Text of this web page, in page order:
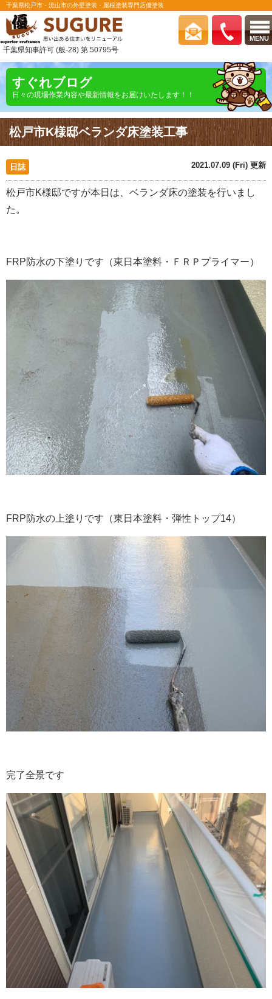
MENU
千葉県松戸市・流山市の外壁塗装・屋根塗装専門店優塗装
千葉県知事許可 (般-28) 第 50795号
すぐれブログ
日々の現場作業内容や最新情報をお届けいたします！！
松戸市K様邸ベランダ床塗装工事
日誌 2021.07.09 (Fri) 更新
松戸市K様邸ですが本日は、ベランダ床の塗装を行いまし
た。
FRP防水の下塗りです（東日本塗料・ＦＲＰプライマー）
FRP防水の上塗りです（東日本塗料・弾性トップ14）
完了全景です